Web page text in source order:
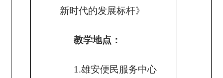
新时代的发展标杆》
教学地点：
1.雄安便民服务中心